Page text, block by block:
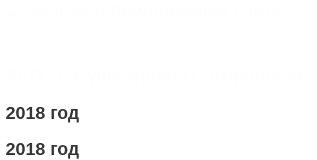
2018 год
2018 год